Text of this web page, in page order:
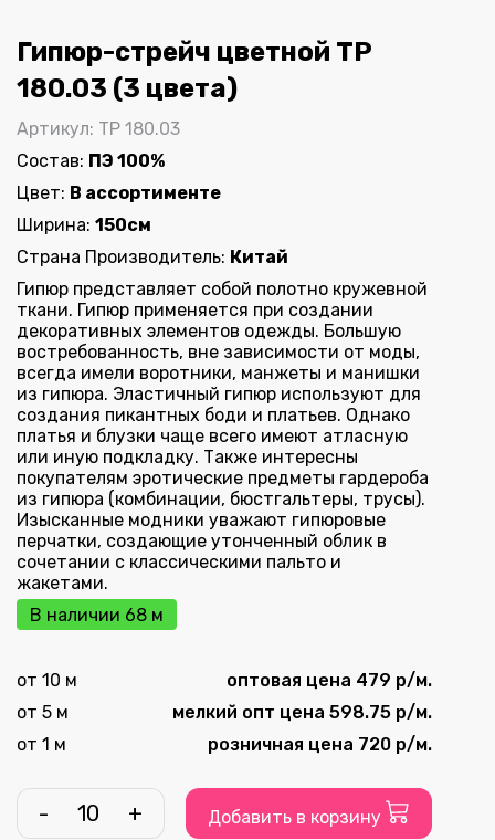
Гипюр-стрейч цветной ТР
180.03 (3 цвета)
Артикул: ТР 180.03
Состав: ПЭ 100%
Цвет: В ассортименте
Ширина: 150см
Страна Производитель: Китай
Гипюр представляет собой полотно кружевной
ткани. Гипюр применяется при создании
декоративных элементов одежды. Большую
востребованность, вне зависимости от моды,
всегда имели воротники, манжеты и манишки
из гипюра. Эластичный гипюр используют для
создания пикантных боди и платьев. Однако
платья и блузки чаще всего имеют атласную
или иную подкладку. Также интересны
покупателям эротические предметы гардероба
из гипюра (комбинации, бюстгальтеры, трусы).
Изысканные модники уважают гипюровые
перчатки, создающие утонченный облик в
сочетании с классическими пальто и
жакетами.
В наличии 68 м
от 10 м
оптовая цена 479 р/м.
от 5 м
мелкий опт цена 598.75 р/м.
от 1 м
розничная цена 720 р/м.
- + Добавить в корзину